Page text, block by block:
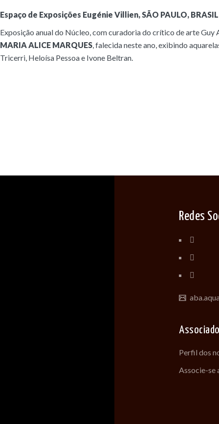
Espaço de Exposições Eugénie Villien, SÃO PAULO,
Exposição anual do Núcleo, com curadoria do crítico de arte
MARIA ALICE MARQUES, falecida neste ano, exibindo
Tricerri, Heloísa Pessoa e Ivone Beltran.
Redes
Perfil dos
Associe-se